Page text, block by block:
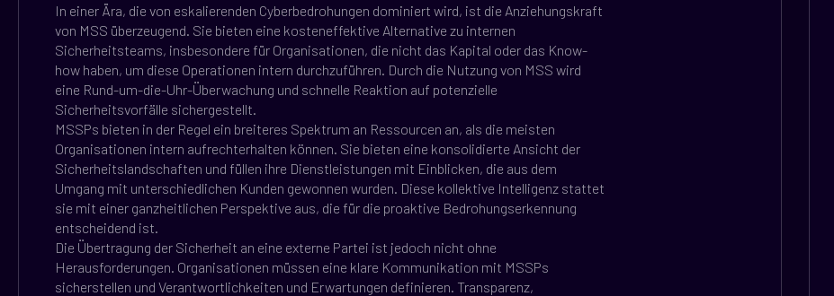
In einer Ära, die von eskalierenden Cyberbedrohungen dominiert wird, ist die Anziehungskraft
von MSS überzeugend. Sie bieten eine kosteneffektive Alternative zu internen
Sicherheitsteams, insbesondere für Organisationen, die nicht das Kapital oder das Know-
how haben, um diese Operationen intern durchzuführen. Durch die Nutzung von MSS wird
eine Rund-um-die-Uhr-Überwachung und schnelle Reaktion auf potenzielle
Sicherheitsvorfälle sichergestellt.
MSSPs bieten in der Regel ein breiteres Spektrum an Ressourcen an, als die meisten
Organisationen intern aufrechterhalten können. Sie bieten eine konsolidierte Ansicht der
Sicherheitslandschaften und füllen ihre Dienstleistungen mit Einblicken, die aus dem
Umgang mit unterschiedlichen Kunden gewonnen wurden. Diese kollektive Intelligenz stattet
sie mit einer ganzheitlichen Perspektive aus, die für die proaktive Bedrohungserkennung
entscheidend ist.
Die Übertragung der Sicherheit an eine externe Partei ist jedoch nicht ohne
Herausforderungen. Organisationen müssen eine klare Kommunikation mit MSSPs
sicherstellen und Verantwortlichkeiten und Erwartungen definieren. Transparenz,